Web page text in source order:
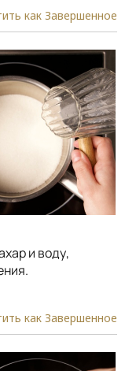
как Завершенное
и воду,
как Завершенное